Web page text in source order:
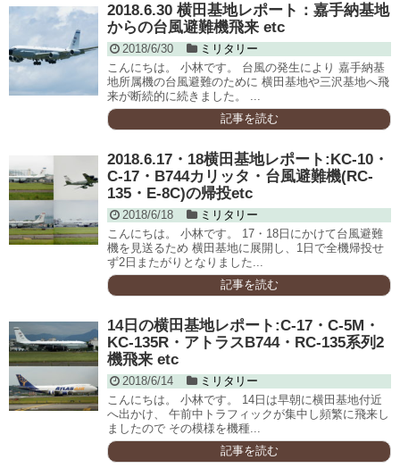
2018.6.30 横田基地レポート：嘉手納基地
からの台風避難機飛来 etc
2018/6/30
ミリタリー
こんにちは。 小林です。 台風の発生により 嘉手納基
地所属機の台風避難のために 横田基地や三沢基地へ飛
来が断続的に続きました。 ...
記事を読む
2018.6.17・18横田基地レポート:KC-10・
C-17・B744カリッタ・台風避難機(RC-
135・E-8C)の帰投etc
2018/6/18
ミリタリー
こんにちは。 小林です。 17・18日にかけて台風避難
機を見送るため 横田基地に展開し、1日で全機帰投せ
ず2日またがりとなりました...
記事を読む
14日の横田基地レポート:C-17・C-5M・
KC-135R・アトラスB744・RC-135系列2
機飛来 etc
2018/6/14
ミリタリー
こんにちは。 小林です。 14日は早朝に横田基地付近
へ出かけ、 午前中トラフィックが集中し頻繁に飛来し
ましたので その模様を機種...
記事を読む